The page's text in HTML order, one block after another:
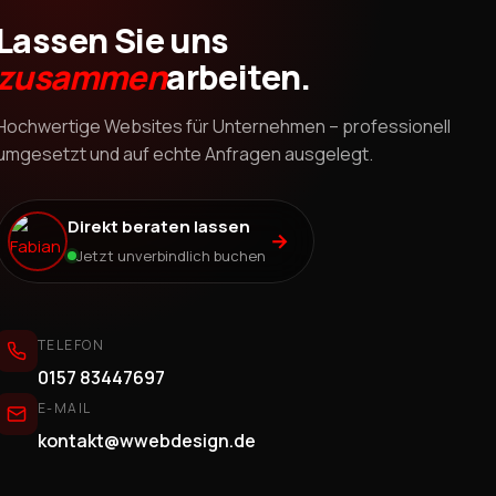
Sie uns
arbeiten.
Websites für Unternehmen – professionell
und auf echte Anfragen ausgelegt.
Direkt beraten lassen
Jetzt unverbindlich buchen
→
TELEFON
0157 83447697
E-MAIL
kontakt@wwebdesign.de